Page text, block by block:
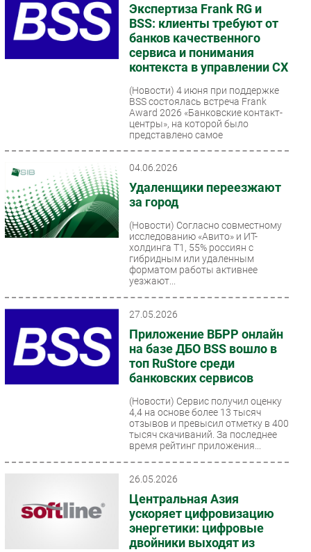
Экспертиза Frank RG и
BSS: клиенты требуют от
банков качественного
сервиса и понимания
контекста в управлении CX
(Новости) 4 июня при поддержке
BSS состоялась встреча Frank
Award 2026 «Банковские контакт-
центры», на которой было
представлено самое
04.06.2026
Удаленщики переезжают
за город
(Новости) Согласно совместному
исследованию «Авито» и ИТ-
холдинга Т1, 55% россиян с
гибридным или удаленным
форматом работы активнее
уезжают...
27.05.2026
Приложение ВБРР онлайн
на базе ДБО BSS вошло в
топ RuStore среди
банковских сервисов
(Новости) Сервис получил оценку
4,4 на основе более 13 тысяч
отзывов и превысил отметку в 400
тысяч скачиваний. За последнее
время рейтинг приложения...
26.05.2026
Центральная Азия
ускоряет цифровизацию
энергетики: цифровые
двойники выходят из